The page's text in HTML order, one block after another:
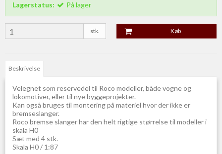
Lagerstatus: På lager
stk. Køb
Beskrivelse
Velegnet som reservedel til Roco modeller, både vogne og
lokomotiver, eller til nye byggeprojekter.
Kan også bruges til montering på materiel hvor der ikke er
bremseslanger.
Roco bremse slanger har den helt rigtige størrelse til modeller i
skala H0
Sæt med 4 stk.
Skala H0 / 1:87